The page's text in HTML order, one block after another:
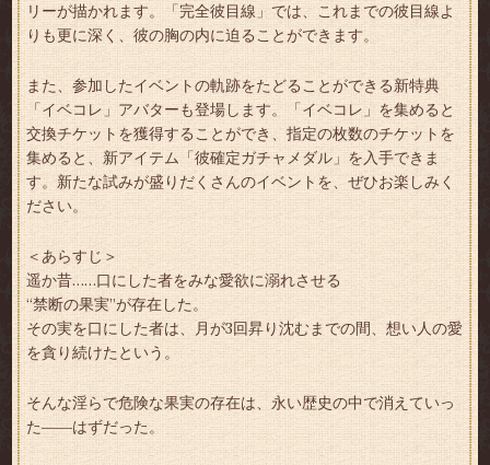
リーが描かれます。「完全彼目線」では、これまでの彼目線よ
りも更に深く、彼の胸の内に迫ることができます。
また、参加したイベントの軌跡をたどることができる新特典
「イベコレ」アバターも登場します。「イベコレ」を集めると
交換チケットを獲得することができ、指定の枚数のチケットを
集めると、新アイテム「彼確定ガチャメダル」を入手できま
す。新たな試みが盛りだくさんのイベントを、ぜひお楽しみく
ださい。
＜あらすじ＞
遥か昔……口にした者をみな愛欲に溺れさせる
“禁断の果実”が存在した。
その実を口にした者は、月が3回昇り沈むまでの間、想い人の愛
を貪り続けたという。
そんな淫らで危険な果実の存在は、永い歴史の中で消えていっ
た――はずだった。